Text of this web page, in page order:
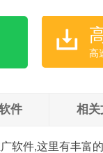
高
件 相关
软件,这里有丰富